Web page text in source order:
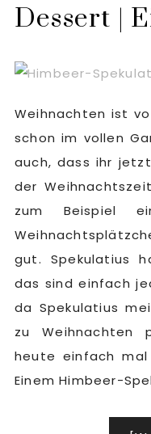
Dessert |
Weihnachten ist
schon im vollen
auch, dass ihr
der
zum Beispiel
gut. Spekulatius
das sind einfach
da Spekulatius
zu Weihnachten
heute einfach mal
Einem Himbeer-